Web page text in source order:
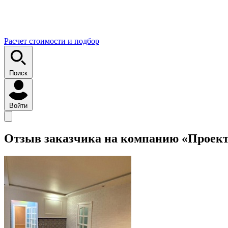
Расчет стоимости и подбор
Поиск
Войти
Отзыв заказчика на компанию